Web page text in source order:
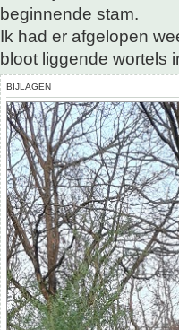
beginnende stam.
Ik had er afgelopen
bloot liggende wortels
BIJLAGEN